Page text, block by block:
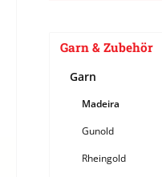
Garn & Zubehör
Garn
Madeira
Gunold
Rheingold